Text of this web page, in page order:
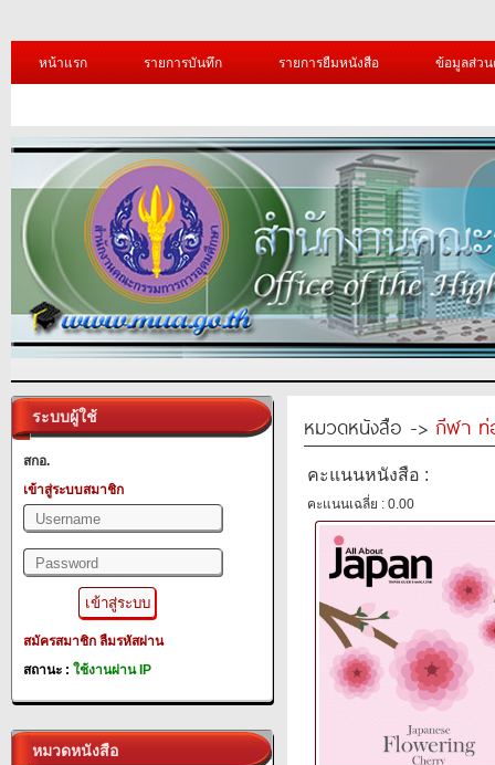
หน้าแรก รายการบันทึก รายการยืมหนังสือ ข้อมูลส่ว
ระบบผู้ใช้
สกอ.
เข้าสู่ระบบสมาชิก
สมัครสมาชิก ลืมรหัสผ่าน
สถานะ : ใช้งานผ่าน IP
หมวดหนังสือ
หมวดหนังสือ -> กีฬา ท่
คะแนนหนังสือ :
คะแนนเฉลี่ย : 0.00